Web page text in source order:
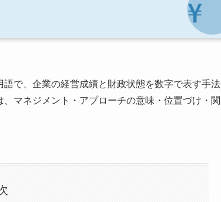
で、企業の経営成績と財政状態を数字で表す手法
マネジメント・アプローチの意味・位置づけ・関